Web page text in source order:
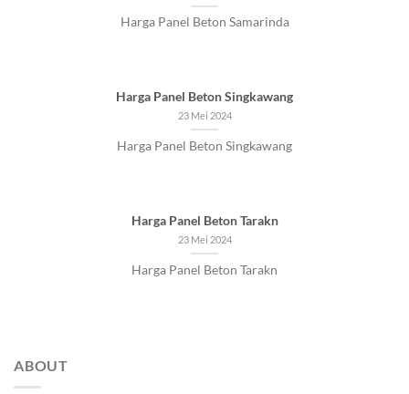
Harga Panel Beton Samarinda
Harga Panel Beton Singkawang
23 Mei 2024
Harga Panel Beton Singkawang
Harga Panel Beton Tarakn
23 Mei 2024
Harga Panel Beton Tarakn
ABOUT